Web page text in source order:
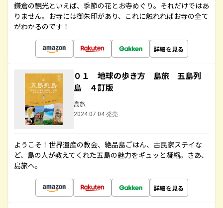
鎌倉の観光といえば、季節の花とお寺めぐり。それだけではあ
りません。お寺には御朱印があり、これに触れればお寺の全て
がわかるのです！
詳細を見る
０１ 地球の歩き方 島旅 五島列
島 ４訂版
島旅
2024.07.04 発売
ようこそ！世界遺産の教会、絶品島ごはん、古民家ステイな
ど、島の人が教えてくれた五島の魅力をギュッと凝縮。さあ、
島旅へ。
詳細を見る